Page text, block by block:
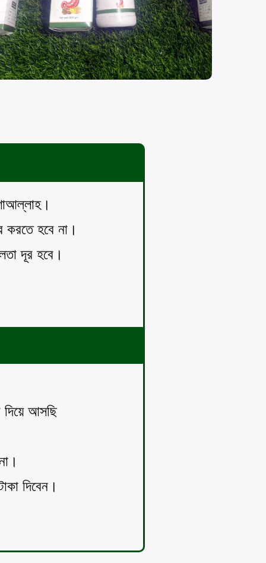
হবে না।
দূর হবে।
দিয়ে আসছি
দিবেন।